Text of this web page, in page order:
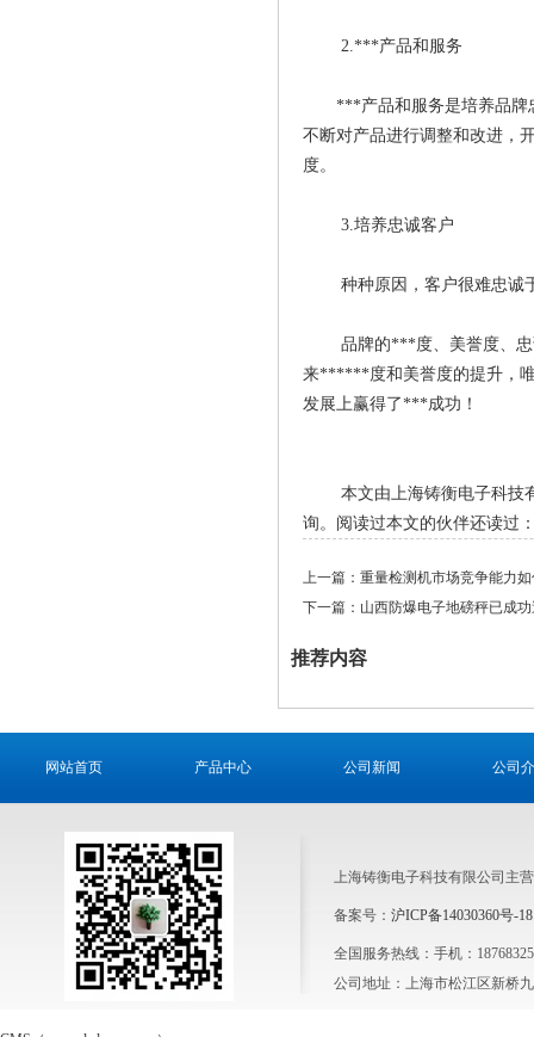
2.***产品和服务
***产品和服务是培养品牌忠
不断对产品进行调整和改进，
度。
3.培养忠诚客户
种种原因，客户很难忠诚于
品牌的***度、美誉度、忠诚
来******度和美誉度的提升，
发展上赢得了***成功！
本文由上海铸衡电子科技有
询。阅读过本文的伙伴还读过
上一篇： 重量检测机市场竞争能力
下一篇： 山西防爆电子地磅秤已成
推荐内容
网站首页 产品中心 公司新闻 公司
上海铸衡电子科技有限公司主
备案号： 沪ICP备14030360号-18
全国服务热线：手机：
公司地址：上海市松江区新桥